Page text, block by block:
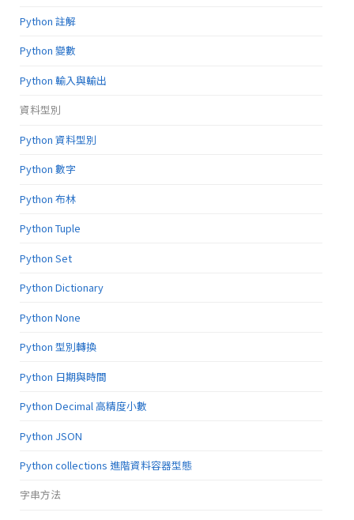
Python 註解
Python 變數
Python 輸入與輸出
資料型別
Python 資料型別
Python 數字
Python 布林
Python Tuple
Python Set
Python Dictionary
Python None
Python 型別轉換
Python 日期與時間
Python Decimal 高精度小數
Python JSON
Python collections 進階資料容器型態
字串方法